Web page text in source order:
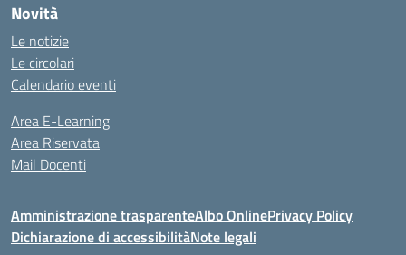
Novità
Le notizie
Le circolari
Calendario eventi
Area E-Learning
Area Riservata
Mail Docenti
Amministrazione trasparenteAlbo OnlinePrivacy Policy
Dichiarazione di accessibilitàNote legali